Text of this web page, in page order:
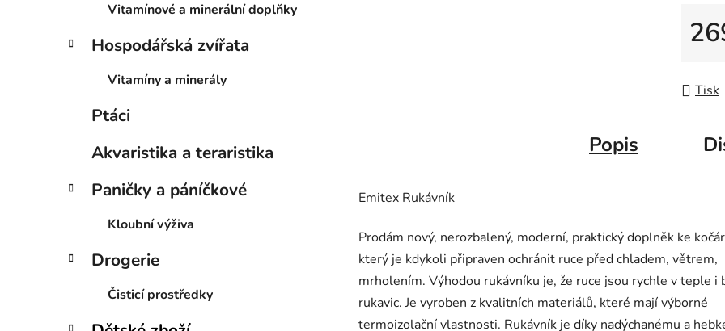
e
Vitamínové a minerální doplňky
Hospodářská zvířata
Vitamíny a minerály
Ptáci
Akvaristika a teraristika
Paničky a páníčkové
Kloubní výživa
Drogerie
Čisticí prostředky
Tisk
Popis
Emitex Rukávník
Prodám nový, nerozbalený, moderní, praktický doplněk ke
který je kdykoli připraven ochránit ruce před chladem, větrem,
mrholením. Výhodou rukávníku je, že ruce jsou rychle v teple i
rukavic. Je vyroben z kvalitních materiálů, které mají výborné
termoizolační vlastnosti. Rukávník je díky nadýchanému a